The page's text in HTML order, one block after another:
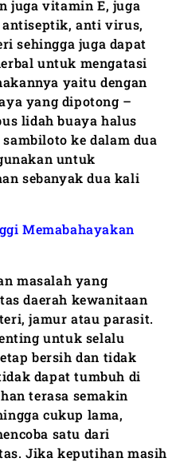
juga vitamin E, juga
anti virus,
sehingga juga dapat
untuk mengatasi
yaitu dengan
yang dipotong –
lidah buaya halus
ke dalam dua
untuk
sebanyak dua kali
Memabahayakan
masalah yang
daerah kewanitaan
jamur atau parasit.
untuk selalu
bersih dan tidak
dapat tumbuh di
terasa semakin
cukup lama,
satu dari
Jika keputihan masih